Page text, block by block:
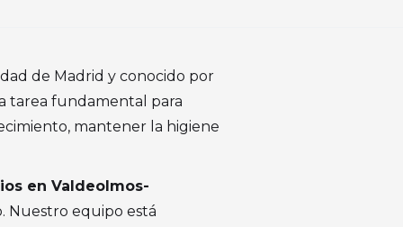
de Madrid y conocido por
tarea fundamental para
mantener la higiene
en Valdeolmos-
Nuestro equipo está